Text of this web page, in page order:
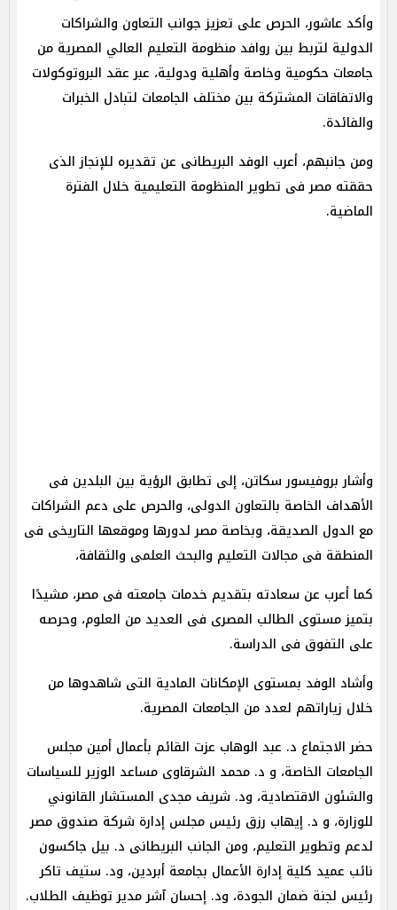
وأكد عاشور، الحرص على تعزيز جوانب التعاون والشراكات
الدولية لتربط بين روافد منظومة التعليم العالي المصرية من
جامعات حكومية وخاصة وأهلية ودولية، عبر عقد البروتوكولات
والاتفاقات المشتركة بين مختلف الجامعات لتبادل الخبرات
والفائدة.
ومن جانبهم، أعرب الوفد البريطانى عن تقديره للإنجاز الذى
حققته مصر فى تطوير المنظومة التعليمية خلال الفترة
الماضية.
وأشار بروفيسور سكاتن، إلى تطابق الرؤية بين البلدين فى
الأهداف الخاصة بالتعاون الدولى، والحرص على دعم الشراكات
مع الدول الصديقة، وبخاصة مصر لدورها وموقعها التاريخى فى
المنطقة فى مجالات التعليم والبحث العلمى والثقافة،
كما أعرب عن سعادته بتقديم خدمات جامعته فى مصر، مشيدًا
بتميز مستوى الطالب المصرى فى العديد من العلوم، وحرصه
على التفوق فى الدراسة.
وأشاد الوفد بمستوى الإمكانات المادية التى شاهدوها من
خلال زياراتهم لعدد من الجامعات المصرية.
حضر الاجتماع د. عبد الوهاب عزت القائم بأعمال أمين مجلس
الجامعات الخاصة، و د. محمد الشرقاوى مساعد الوزير للسياسات
والشئون الاقتصادية، ود. شريف مجدى المستشار القانوني
للوزارة، و د. إيهاب رزق رئيس مجلس إدارة شركة صندوق مصر
لدعم وتطوير التعليم، ومن الجانب البريطانى د. بيل جاكسون
نائب عميد كلية إدارة الأعمال بجامعة أبردين، ود. ستيف تاكر
رئيس لجنة ضمان الجودة، ود. إحسان آشر مدير توظيف الطلاب.